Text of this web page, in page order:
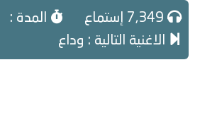
المدة :
الاغنية التالية : وداع